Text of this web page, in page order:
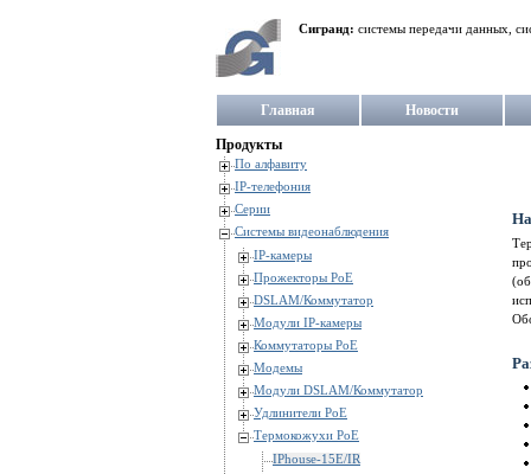
Сигранд: системы передачи данных,
Главная Новости
Продукты
По алфавиту
IP-телефония
Серии
Системы видеонаблюдения
IP-камеры
Прожекторы PoE
DSLAM/Коммутатор
Модули IP-камеры
Коммутаторы PoE
Модемы
Модули DSLAM/Коммутатор
Удлинители PoE
Термокожухи PoE
IPhouse-15E/IR